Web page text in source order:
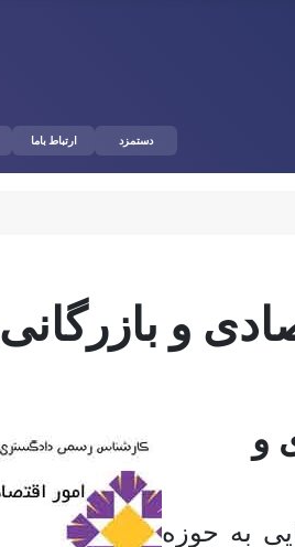
دستمزد ارتباط باما
و بازرگانی
و
به حوزه